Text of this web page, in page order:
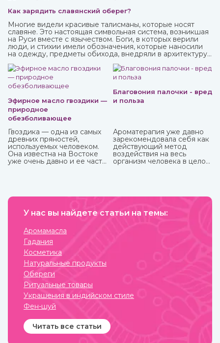
Как зарядить славянский оберег?
Многие видели красивые талисманы, которые носят
славяне. Это настоящая символьная система, возникшая
на Руси вместе с язычеством. Боги, в которых верили
люди, и стихии имели обозначения, которые наносили
на одежду, предметы обихода, внедряли в архитектуру
окружающим миром, но и просили у него защиты от
темных сил, дурного глаза, болезней, войн и
покровительства в земледелии, семейных делах и т.п.
Эфирное масло гвоздики —
природное
обезболивающее
Гвоздика — одна из самых
древних пряностей,
используемых человеком.
Она известна на Востоке
уже очень давно и ее часто
Благовония палочки - вред
и польза
Ароматерапия уже давно
зарекомендовала себя как
действующий метод
воздействия на весь
организм человека в целом:
ароматерапии, бывают
разные составы.
У нас вы найдете статьи на темы:
Аромамасла
Гадания
Косметика
Натуральные продукты
Обереги
Ритуальные товары
Украшения в индийском стиле
Фен-шуй
Читать все статьи